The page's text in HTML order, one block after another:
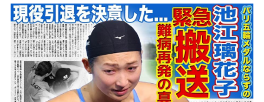
能性...引退を決意したパリ五輪でのある出来事に一
同驚愕！！美人女子アスリートの彼氏の正体と
は！？